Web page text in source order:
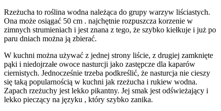
Rzeżucha to roślina wodna należąca do grupy warzyw liściastych.
Ona może osiągać 50 cm . najchętnie rozpuszcza korzenie w
zimnych strumieniach i jest znana z tego, że szybko kiełkuje i już po
paru dniach można ją zbierać.
W kuchni można używać z jednej strony liście, z drugiej zamknięte
pąki i niedojrzałe owoce nasturcji jako zastępcze dla kaparów
ciernistych. Jednocześnie trzeba podkreślić, że nasturcja nie cieszy
się taką popularnością w kuchni jak rzeżucha i rukiew wodna.
Zapach rzeżuchy jest lekko pikantny. Jej smak jest odświeżający i
lekko pieczący na języku , który szybko zanika.